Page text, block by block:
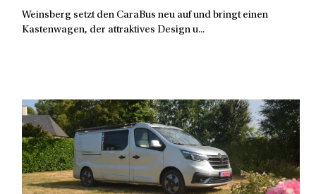
Weinsberg setzt den CaraBus neu auf und bringt einen
Kastenwagen, der attraktives Design u...